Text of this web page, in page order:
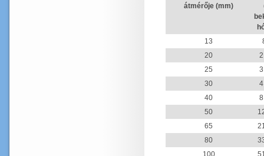
átmérője (mm)
13
20
25
30
40
50
65
80
100